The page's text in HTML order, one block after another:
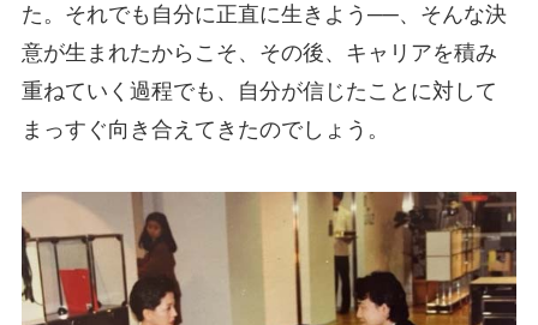
た。それでも自分に正直に生きよう──、そんな決
意が生まれたからこそ、その後、キャリアを積み
重ねていく過程でも、自分が信じたことに対して
まっすぐ向き合えてきたのでしょう。